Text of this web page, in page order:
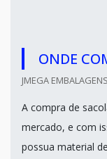
ONDE
JMEGA
A compra de
mercado, e com
possua material